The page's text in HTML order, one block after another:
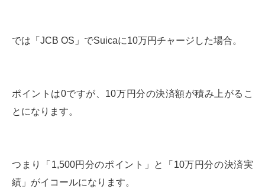
では「JCB OS」でSuicaに10万円チャージした場合。
ポイントは0ですが、10万円分の決済額が積み上がるこ
とになります。
つまり「1,500円分のポイント」と「10万円分の決済実
績」がイコールになります。